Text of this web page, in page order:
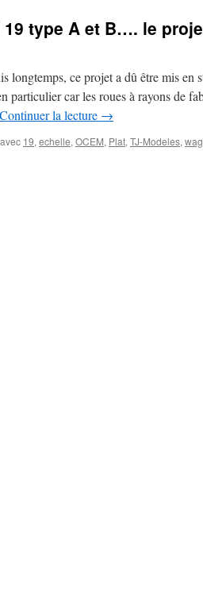
19 type A et B…. le
longtemps, ce projet a dû être mis en
particulier car les roues à rayons de
Continuer la lecture →
19, echelle, OCEM, Plat, TJ-Modeles,